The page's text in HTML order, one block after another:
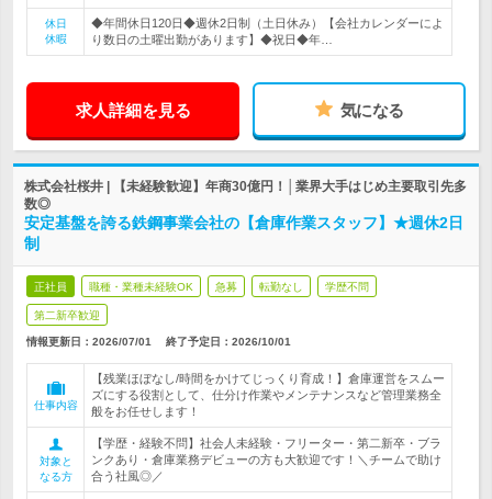
休日
休暇
◆年間休日120日◆週休2日制（土日休み）【会社カレンダーによ
り数日の土曜出勤があります】◆祝日◆年…
求人詳細を見る 気になる
株式会社桜井 | 【未経験歓迎】年商30億円！│業界大手はじめ主要取引先多
数◎
安定基盤を誇る鉄鋼事業会社の【倉庫作業スタッフ】★週休2日
制
正社員 職種・業種未経験OK 急募 転勤なし 学歴不問
第二新卒歓迎
情報更新日：2026/07/01 終了予定日： 2026/10/01
仕事内容
【残業ほぼなし/時間をかけてじっくり育成！】倉庫運営をスムー
ズにする役割として、仕分け作業やメンテナンスなど管理業務全
般をお任せします！
対象と
なる方
【学歴・経験不問】社会人未経験・フリーター・第二新卒・ブラ
ンクあり・倉庫業務デビューの方も大歓迎です！＼チームで助け
合う社風◎／